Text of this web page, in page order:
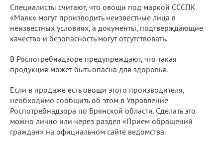
Специалисты считают, что овощи под маркой СССПК
«Маяк» могут производить неизвестные лица в
неизвестных условиях, а документы, подтверждающие
качество и безопасность могут отсутствовать.
В Роспотребнадзоре предупреждают, что такая
продукция может быть опасна для здоровья.
Если в продаже есть овощи этого производителя,
необходимо сообщить об этом в Управление
Роспотребнадзора по Брянской области. Сделать это
можно лично или через раздел «Прием обращений
граждан» на официальном сайте ведомства.